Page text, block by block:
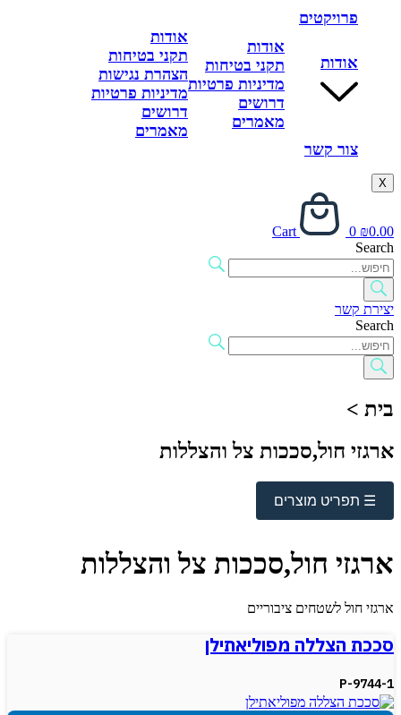
פרויקטים
אודות
אודות
תקני בטיחות
מדיניות פרטיות
דרושים
מאמרים
אודות
תקני בטיחות
הצהרת נגישות
מדיניות פרטיות
דרושים
מאמרים
צור קשר
X
₪0.00
0
Cart
Search
יצירת קשר
Search
בית >
ארגזי חול,סככות צל והצללות
☰ תפריט מוצרים
ארגזי חול,סככות צל והצללות
ארגזי חול לשטחים ציבוריים
סככת הצללה מפוליאתילן
P-9744-1